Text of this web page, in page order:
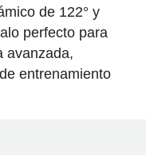
de 122° y
perfecto para
avanzada,
entrenamiento